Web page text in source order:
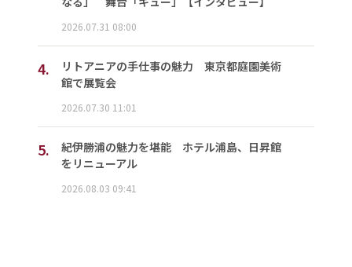
2026.07.31 08:00
4.
リトアニアの手仕事の魅力 東京都庭園美術
館で展覧会
2026.07.30 11:01
5.
紀伊勝浦の魅力を堪能 ホテル浦島、日昇館
をリニューアル
2026.08.03 09:41